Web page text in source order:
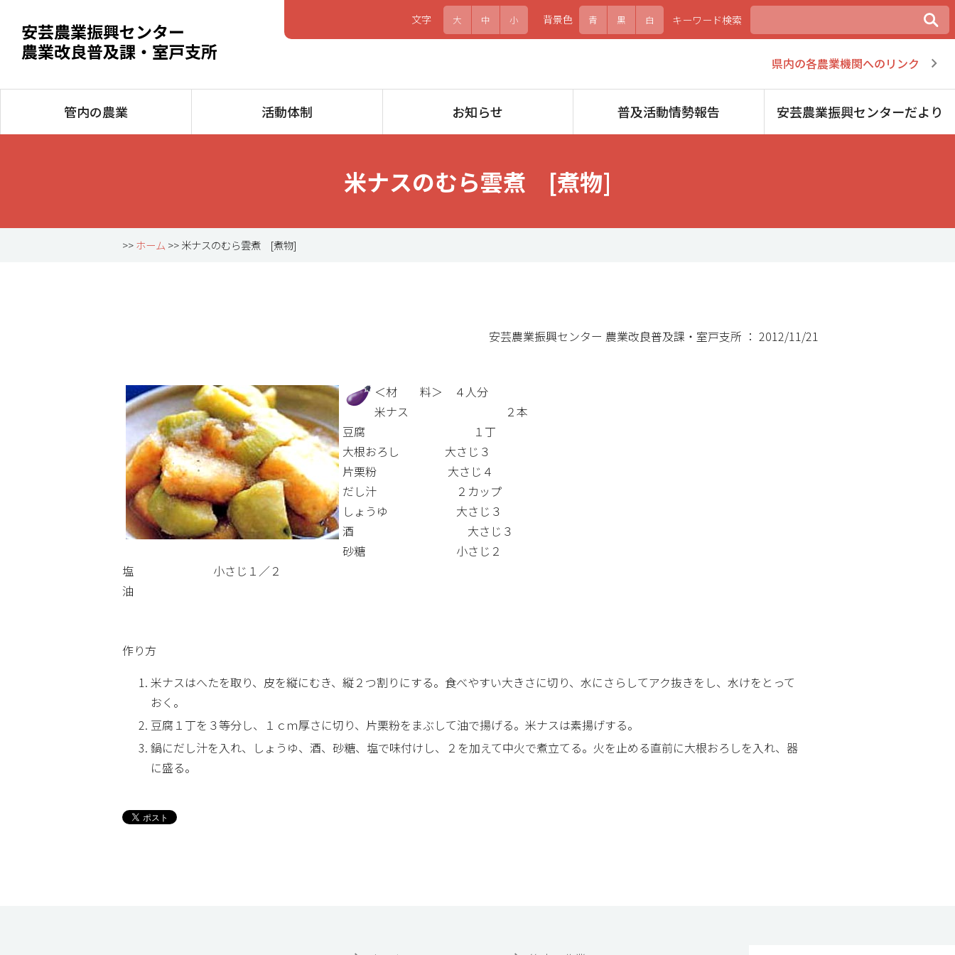
安芸農業振興センター
農業改良普及課・室戸支所
キーワード検索
背景色 青 黒 白
文字 大 中 小
県内の各農業機関へのリンク
管内の農業 活動体制 お知らせ 普及活動情勢報告 安芸農業振興センターだより
米ナスのむら雲煮 [煮物]
>>ホーム >> 米ナスのむら雲煮 [煮物]
安芸農業振興センター 農業改良普及課・室戸支所 ： 2012/11/21
＜材 料＞ ４人分
米ナス ２本
豆腐 １丁
大根おろし 大さじ３
片栗粉 大さじ４
だし汁 ２カップ
しょうゆ 大さじ３
酒 大さじ３
砂糖 小さじ２
塩 小さじ１／２
油
作り方
米ナスはへたを取り、皮を縦にむき、縦２つ割りにする。食べやすい大きさに切り、水にさらしてアク抜きをし、水けをとって
おく。
豆腐１丁を３等分し、１ｃｍ厚さに切り、片栗粉をまぶして油で揚げる。米ナスは素揚げする。
鍋にだし汁を入れ、しょうゆ、酒、砂糖、塩で味付けし、２を加えて中火で煮立てる。火を止める直前に大根おろしを入れ、器
に盛る。